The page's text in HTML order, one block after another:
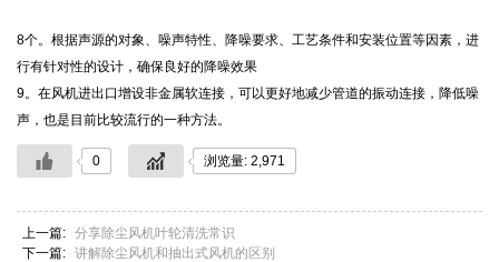
8个。根据声源的对象、噪声特性、降噪要求、工艺条件和安装位置等因素，进
行有针对性的设计，确保良好的降噪效果
9。在风机进出口增设非金属软连接，可以更好地减少管道的振动连接，降低噪
声，也是目前比较流行的一种方法。
0 浏览量: 2,971
上一篇: 分享除尘风机叶轮清洗常识
下一篇: 讲解除尘风机和抽出式风机的区别